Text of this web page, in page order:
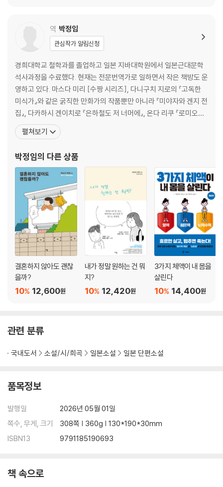
역 박정임
관심작가 알림신청
경희대학교 철학과를 졸업하고 일본 지바대학원에서 일본근대문학
석사과정을 수료했다. 현재는 전문번역가로 일하면서 작은 책방도 운
영하고 있다. 마스다 미리 [수짱 시리즈], 다니구치 지로의 『고독한
미식가』와 같은 굵직한 만화가의 작품뿐만 아니라 『미야자와 겐지 전
집』, 다카하시 겐이치로 『은하철도 저 너머에』, 온다 리쿠 『로미오와
로미오는 영원히』, 마쓰이 게사코 『유곽 안내서』, 『어쩌다 보니 50살
이네요』, 『설레는 일, 그런 거 없습니다』, 『이제 좀 느긋하게 지내볼까
로』, 『나답게 살고 있습니다』, 다
펼쳐보기
박정임의 다른 상품
결혼하지 않아도 괜찮
을까?
12,600원
10%
내가 정말 원하는 건 뭐
지?
12,420원
10%
3가지 체액이 내 몸을
살린다
14,400원
10%
관련 분류
국내도서 소설/시/희곡 일본소설 일본 단편소설
품목정보
발행일
2026년 05월 01일
쪽수, 무게, 크기
308쪽 | 360g | 130*190*30mm
ISBN13
9791185190693
책 속으로